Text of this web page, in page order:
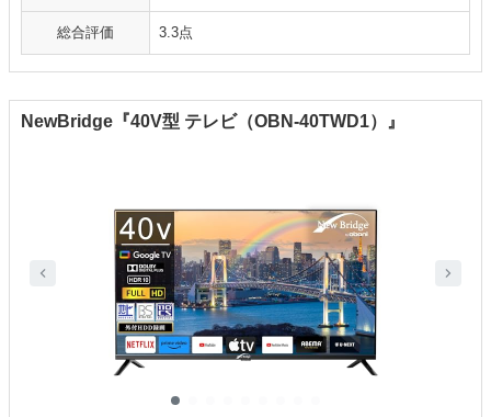
総合評価 3.3点
NewBridge『40V型 テレビ（OBN-40TWD1）』